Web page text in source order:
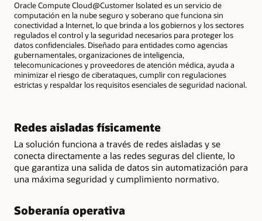
Oracle Compute Cloud@Customer Isolated es un servicio de
computación en la nube seguro y soberano que funciona sin
conectividad a Internet, lo que brinda a los gobiernos y los sectores
regulados el control y la seguridad necesarios para proteger los
datos confidenciales. Diseñado para entidades como agencias
gubernamentales, organizaciones de inteligencia,
telecomunicaciones y proveedores de atención médica, ayuda a
minimizar el riesgo de ciberataques, cumplir con regulaciones
estrictas y respaldar los requisitos esenciales de seguridad nacional.
Redes aisladas físicamente
La solución funciona a través de redes aisladas y se
conecta directamente a las redes seguras del cliente, lo
que garantiza una salida de datos sin automatización para
una máxima seguridad y cumplimiento normativo.
Soberanía operativa